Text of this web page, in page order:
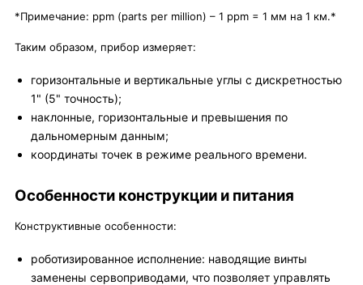
*Примечание: ppm (parts per million) – 1 ppm = 1 мм на 1 км.*
Таким образом, прибор измеряет:
горизонтальные и вертикальные углы с дискретностью
1" (5" точность);
наклонные, горизонтальные и превышения по
дальномерным данным;
координаты точек в режиме реального времени.
Особенности конструкции и питания
Конструктивные особенности:
роботизированное исполнение: наводящие винты
заменены сервоприводами, что позволяет управлять